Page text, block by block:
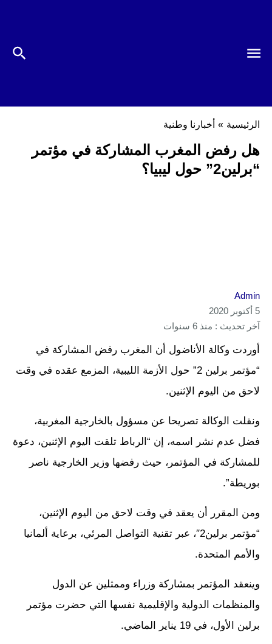
الرئيسية » أخبارنا وطنية
هل رفض المغرب المشاركة في مؤتمر
“برلين2” حول ليبيا؟
Admin
5 أكتوبر 2020
آخر تحديث : منذ 6 سنوات
أوردت وكالة الأناضول أن المغرب رفض المشاركة في
“مؤتمر برلين 2” حول الأزمة الليبية، المزمع عقده في وقت
لاحق من اليوم الإثنين.
ونقلت الوكالة تصريحا عن مسؤول بالخارجية المغربية،
فضل عدم نشر اسمه، إن “الرباط تلقت اليوم الإثنين، دعوة
للمشاركة في المؤتمر، حيث رفضها وزير الخارجية ناصر
بوريطة”.
ومن المقرر أن يعقد في وقت لاحق من اليوم الإثنين،
“مؤتمر برلين2″، عبر تقنية التواصل المرئي، برعاية ألمانيا
والأمم المتحدة.
وينعقد المؤتمر بمشاركة وزراء وممثلين عن الدول
والمنظمات الدولية والإقليمية نفسها التي حضرت مؤتمر
برلين الأول، في 19 يناير الماضي.